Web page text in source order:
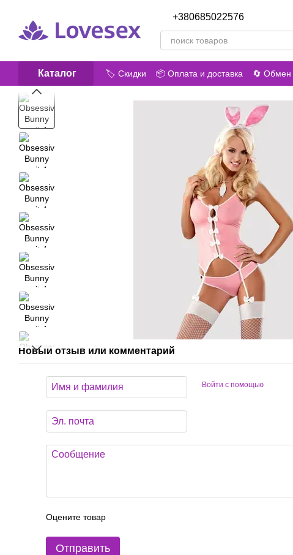
+380685022576
Каталог 🏷️ Скидки 📦 Оплата и доставка 🔄 Обмен
🎁 Акции
😎 О нас 📝 Отзывы о магазине
Новый отзыв или комментарий
Войти с помощью
Оцените товар
Отправить